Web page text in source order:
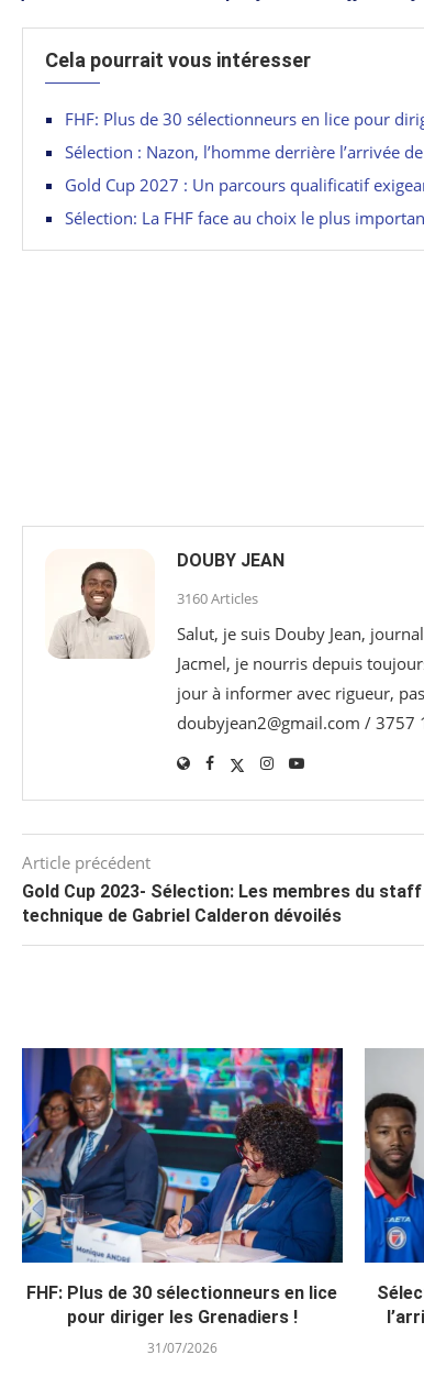
Cela pourrait vous intéresser
FHF: Plus de 30 sélectionneurs en lice pour
Sélection : Nazon, l’homme derrière l’arrivée
Gold Cup 2027 : Un parcours qualificatif
Sélection: La FHF face au choix le plus
DOUBY JEAN
3160 Articles
Salut, je suis Douby Jean,
Jacmel, je nourris depuis
jour à informer avec rigueur,
doubyjean2@gmail.com / 3757
Article précédent
Gold Cup 2023- Sélection: Les membres du staff
technique de Gabriel Calderon dévoilés
FHF: Plus de 30 sélectionneurs en lice
pour diriger les Grenadiers !
31/07/2026